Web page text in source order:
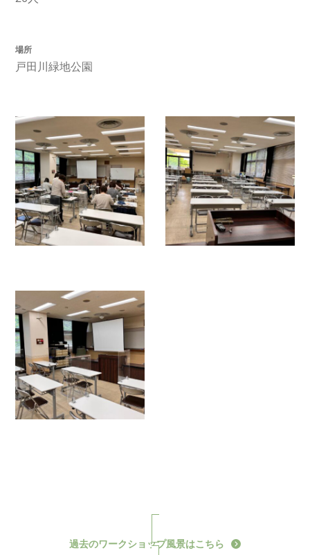
場所
戸田川緑地公園
過去のワークショップ風景はこちら